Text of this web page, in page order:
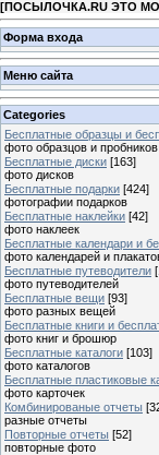
[ПОСЫЛОЧКА.RU ЭТО
Форма входа
Меню сайта
Categories
Бесплатные образцы и
фото образцов и пробников
Бесплатные диски [163]
фото дисков
Бесплатные подарки [424]
фотографии подарков
Бесплатные наклейки [42]
фото наклеек
Бесплатные календари и
фото календарей и
Бесплатные путеводители
фото путеводителей
Бесплатные вещи [93]
фото разных вещей
Бесплатные книги и
фото книг и брошюр
Бесплатные каталоги [103]
фото каталогов
Бесплатные пластиковые
фото карточек
Комбинированые отчеты
разные отчеты
Повторные отчеты [52]
повторные фото